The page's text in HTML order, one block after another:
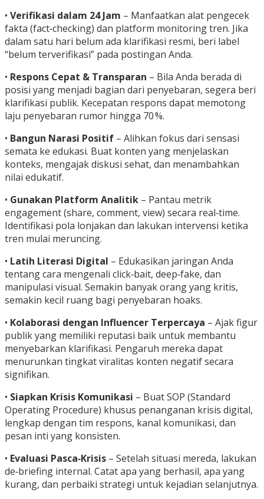
• Verifikasi dalam 24 Jam – Manfaatkan alat pengecek
fakta (fact‑checking) dan platform monitoring tren. Jika
dalam satu hari belum ada klarifikasi resmi, beri label
“belum terverifikasi” pada postingan Anda.
• Respons Cepat & Transparan – Bila Anda berada di
posisi yang menjadi bagian dari penyebaran, segera beri
klarifikasi publik. Kecepatan respons dapat memotong
laju penyebaran rumor hingga 70 %.
• Bangun Narasi Positif – Alihkan fokus dari sensasi
semata ke edukasi. Buat konten yang menjelaskan
konteks, mengajak diskusi sehat, dan menambahkan
nilai edukatif.
• Gunakan Platform Analitik – Pantau metrik
engagement (share, comment, view) secara real‑time.
Identifikasi pola lonjakan dan lakukan intervensi ketika
tren mulai meruncing.
• Latih Literasi Digital – Edukasikan jaringan Anda
tentang cara mengenali click‑bait, deep‑fake, dan
manipulasi visual. Semakin banyak orang yang kritis,
semakin kecil ruang bagi penyebaran hoaks.
• Kolaborasi dengan Influencer Terpercaya – Ajak figur
publik yang memiliki reputasi baik untuk membantu
menyebarkan klarifikasi. Pengaruh mereka dapat
menurunkan tingkat viralitas konten negatif secara
signifikan.
• Siapkan Krisis Komunikasi – Buat SOP (Standard
Operating Procedure) khusus penanganan krisis digital,
lengkap dengan tim respons, kanal komunikasi, dan
pesan inti yang konsisten.
• Evaluasi Pasca‑Krisis – Setelah situasi mereda, lakukan
de‑briefing internal. Catat apa yang berhasil, apa yang
kurang, dan perbaiki strategi untuk kejadian selanjutnya.